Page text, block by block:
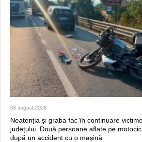
06 august 2026
Neatenția și graba fac în continuare
județului. Două persoane aflate pe
după un accident cu o mașină